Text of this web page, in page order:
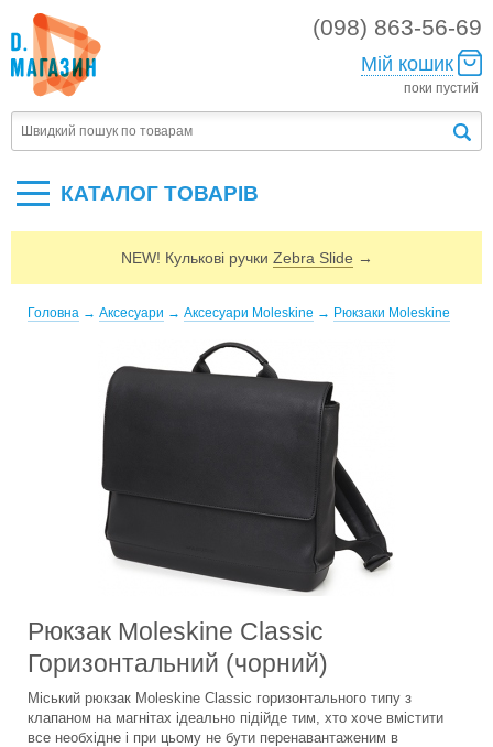
(098) 863-56-69
Мій кошик
поки пустий
КАТАЛОГ ТОВАРIВ
NEW! Кулькові ручки Zebra Slide →
Головна → Аксесуари → Аксесуари Moleskine → Рюкзаки Moleskine
Рюкзак Moleskine Classic
Горизонтальний (чорний)
Міський рюкзак Moleskine Classic горизонтального типу з
клапаном на магнітах ідеально підійде тим, хто хоче вмістити
все необхідне і при цьому не бути перенавантаженим в